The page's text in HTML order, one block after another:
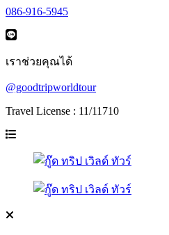
086-916-5945
เราช่วยคุณได้
@goodtripworldtour
Travel License : 11/11710